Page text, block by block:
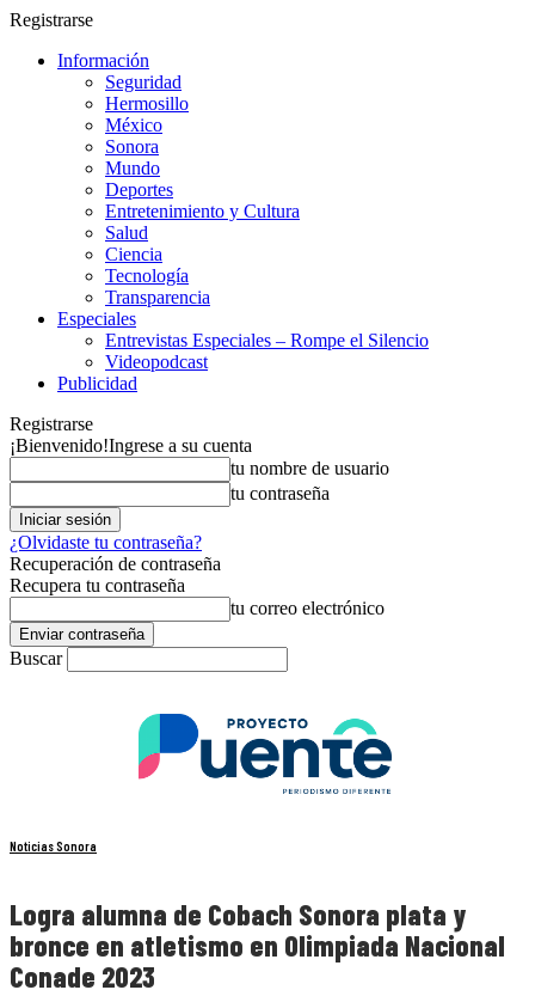
Registrarse
Información
Seguridad
Hermosillo
México
Sonora
Mundo
Deportes
Entretenimiento y Cultura
Salud
Ciencia
Tecnología
Transparencia
Especiales
Entrevistas Especiales – Rompe el Silencio
Videopodcast
Publicidad
Registrarse
¡Bienvenido!Ingrese a su cuenta
tu nombre de usuario
tu contraseña
¿Olvidaste tu contraseña?
Recuperación de contraseña
Recupera tu contraseña
tu correo electrónico
Buscar
Noticias Sonora
Logra alumna de Cobach Sonora plata y
bronce en atletismo en Olimpiada Nacional
Conade 2023